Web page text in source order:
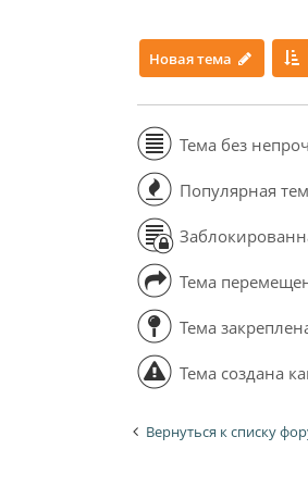
Новая тема
Тема без
Популярная
Тема
Тема
Тема создана
Вернуться к списку